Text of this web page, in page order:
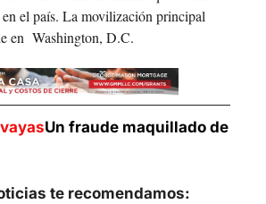
el país. La movilización principal
en  Washington, D.C.
Un fraude maquillado de
te recomendamos: